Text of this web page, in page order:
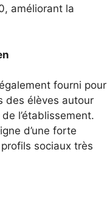
améliorant la
fourni pour
des élèves autour
l’établissement.
d’une forte
sociaux très